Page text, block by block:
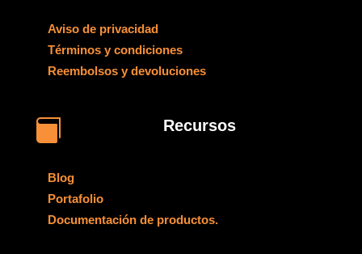
Aviso de privacidad
Términos y condiciones
Reembolsos y devoluciones
 Recursos
Blog
Portafolio
Documentación de productos.